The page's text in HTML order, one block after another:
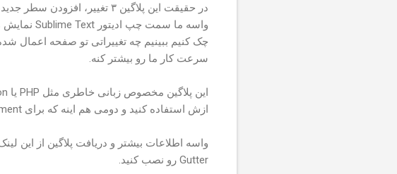
در حقیقت این پلاگین ۳
واسه ما سمت چپ ادیتور Sublime Text نمایش
چک کنیم ببینیم چه تغییراتی تو صفحه اعمال
سرعت کار ما رو بیشتر کنه
این پلاگین مخصوص زبانی خاطری مثل PHP یا
ازش استفاده کنید و دومی هم اینه که برای
واسه اطلاعات بیشتر و دریافت پلاگین از این
Gutter رو نصب کنید